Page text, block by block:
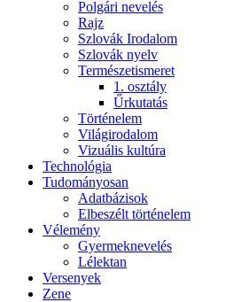
Polgári nevelés
Rajz
Szlovák Irodalom
Szlovák nyelv
Természetismeret
1. osztály
Űrkutatás
Történelem
Világirodalom
Vizuális kultúra
Technológia
Tudományosan
Adatbázisok
Elbeszélt történelem
Vélemény
Gyermeknevelés
Lélektan
Versenyek
Zene